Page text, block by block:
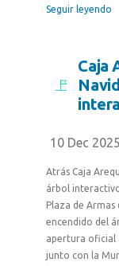
Seguir leyendo
Caja
10 Dec 2025
Atrás Caja
árbol
Plaza de
encendido del
apertura oficial
junto con la